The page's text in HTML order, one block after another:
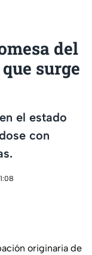
del
surge
el estado
con
originaria de